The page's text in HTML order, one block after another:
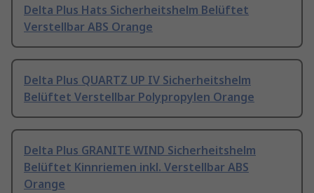
Delta Plus Hats Sicherheitshelm Belüftet
Verstellbar ABS Orange
Delta Plus QUARTZ UP IV Sicherheitshelm
Belüftet Verstellbar Polypropylen Orange
Delta Plus GRANITE WIND Sicherheitshelm
Belüftet Kinnriemen inkl. Verstellbar ABS
Orange